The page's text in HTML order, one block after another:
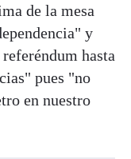
de la mesa
y
hasta
pues "no
en nuestro